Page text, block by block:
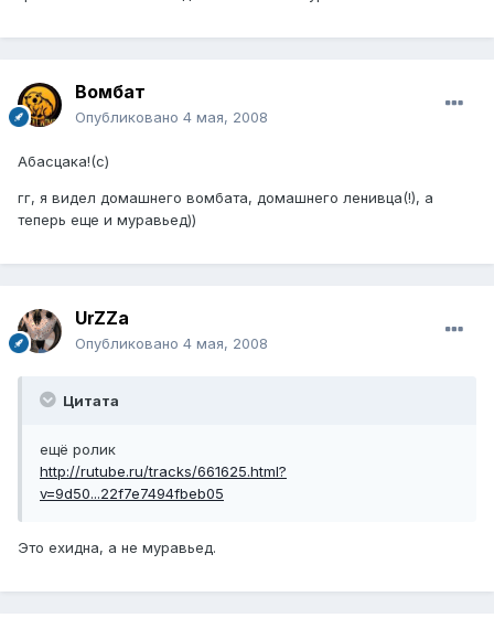
Вомбат
Опубликовано 4 мая, 2008
Абасцака!(с)
гг, я видел домашнего вомбата, домашнего ленивца(!), а
теперь еще и муравьед))
UrZZa
Опубликовано 4 мая, 2008
Цитата
ещё ролик
http://rutube.ru/tracks/661625.html?
v=9d50...22f7e7494fbeb05
Это ехидна, а не муравьед.